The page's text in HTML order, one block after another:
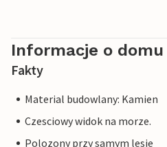
Informacje o
Fakty
Material budowlany: Kamien
Czesciowy widok na morze.
Polozony przy samym lesie